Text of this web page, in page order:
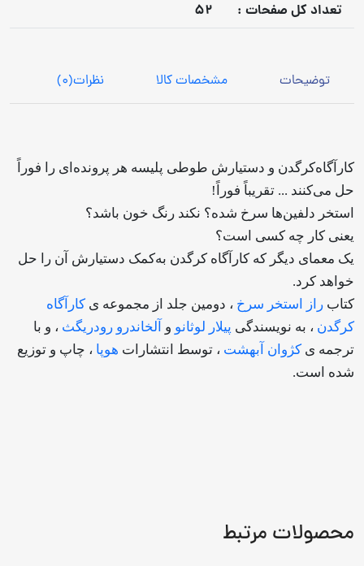
تعداد كل صفحات :
52
توضیحات مشخصات کالا نظرات(0)
کارآگاه‌کرگدن و دستیارش طوطی‌ پلیسه هر پرونده‌ای را فوراً
حل می‌کنند ... تقریباً فوراً!
استخر دلفین‌ها سرخ شده؟ نکند رنگ خون باشد؟
یعنی کار چه کسی است؟
یک معمای دیگر که کارآگاه‌ کرگدن به‌کمک دستیارش آن را حل
خواهد کرد.
کتاب راز استخر سرخ ، دومین جلد از مجموعه ی کارآگاه
کرگدن ، به نویسندگی پیلار لوثانو و آلخاندرو رودریگث ، و با
ترجمه ی کژوان آبهشت ، توسط انتشارات هوپا ، چاپ و توزیع
شده است.
محصولات مرتبط